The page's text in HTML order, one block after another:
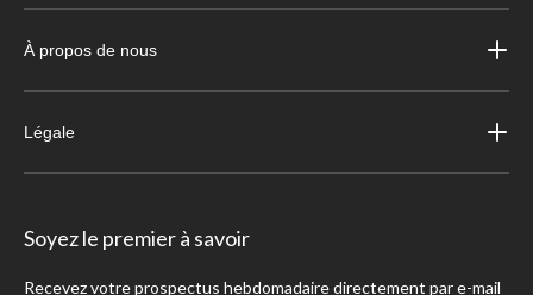
À propos de nous
Légale
Soyez le premier à savoir
Recevez votre prospectus hebdomadaire directement par e-mail